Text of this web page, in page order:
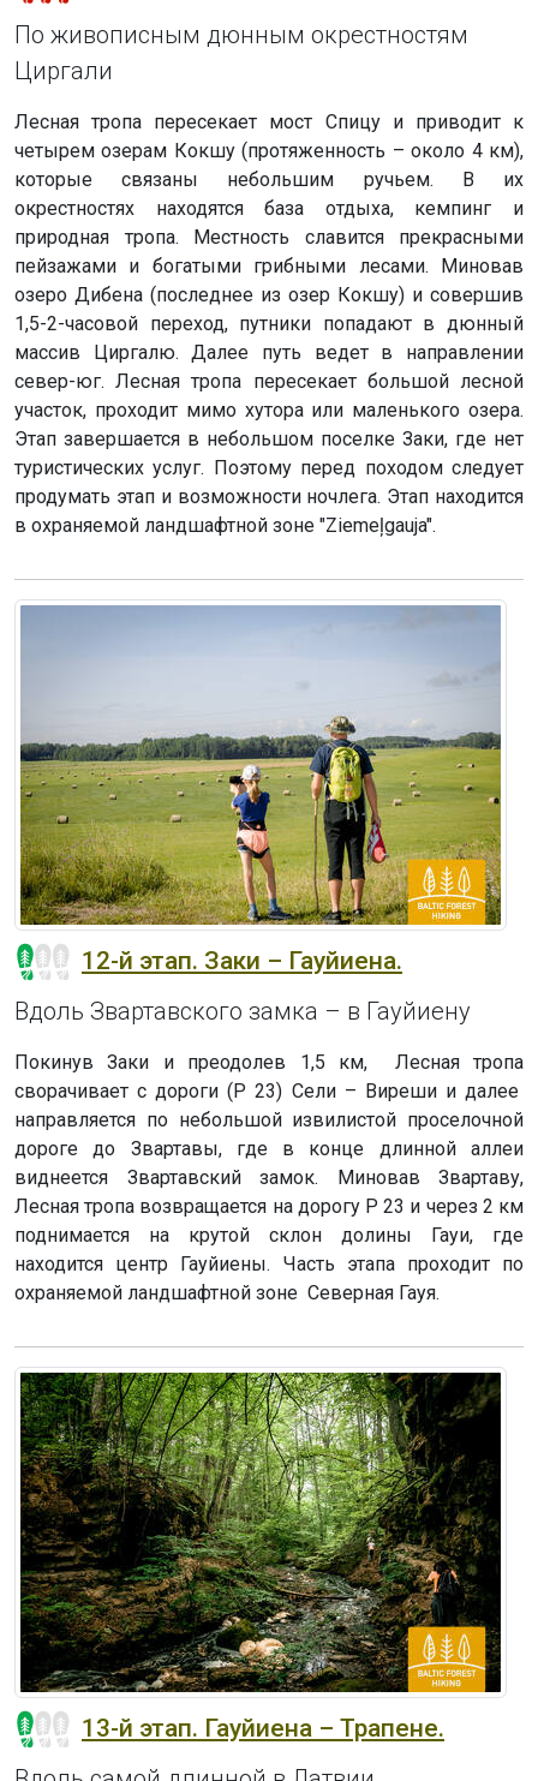
По живописным дюнным окрестностям
Циргали
Лесная тропа пересекает мост Спицу и приводит к
четырем озерам Кокшу (протяженность – около 4 км),
которые связаны небольшим ручьем. В их
окрестностях находятся база отдыха, кемпинг и
природная тропа. Местность славится прекрасными
пейзажами и богатыми грибными лесами. Миновав
озеро Дибена (последнее из озер Кокшу) и совершив
1,5-2-часовой переход, путники попадают в дюнный
массив Циргалю. Далее путь ведет в направлении
север-юг. Лесная тропа пересекает большой лесной
участок, проходит мимо хутора или маленького озера.
Этап завершается в небольшом поселке Заки, где нет
туристических услуг. Поэтому перед походом следует
продумать этап и возможности ночлега. Этап находится
в охраняемой ландшафтной зоне "Ziemeļgauja".
12-й этап. Заки – Гауйиена.
Вдоль Звартавского замка – в Гауйиену
Покинув Заки и преодолев 1,5 км, Лесная тропа
сворачивает с дороги (P 23) Сели – Виреши и далее
направляется по небольшой извилистой проселочной
дороге до Звартавы, где в конце длинной аллеи
виднеется Звартавский замок. Миновав Звартаву,
Лесная тропа возвращается на дорогу P 23 и через 2 км
поднимается на крутой склон долины Гауи, где
находится центр Гауйиены. Часть этапа проходит по
охраняемой ландшафтной зоне Северная Гауя.
13-й этап. Гауйиена – Трапене.